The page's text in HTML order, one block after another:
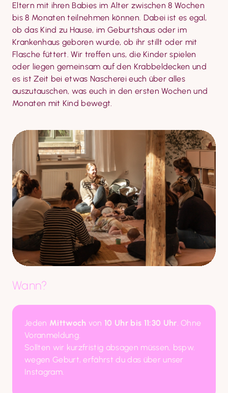
Eltern mit ihren Babies im Alter zwischen 8 Wochen
bis 8 Monaten teilnehmen können. Dabei ist es egal,
ob das Kind zu Hause, im Geburtshaus oder im
Krankenhaus geboren wurde, ob ihr stillt oder mit
Flasche füttert. Wir treffen uns, die Kinder spielen
oder liegen gemeinsam auf den Krabbeldecken und
es ist Zeit bei etwas Nascherei euch über alles
auszutauschen, was euch in den ersten Wochen und
Monaten mit Kind bewegt.
Wann?
Jeden Mittwoch von 10 Uhr bis 11:30 Uhr. Ohne
Voranmeldung.
Sollten wir kurzfristig absagen müssen, bspw.
wegen Geburt, erfährst du das über unser
Instagram.